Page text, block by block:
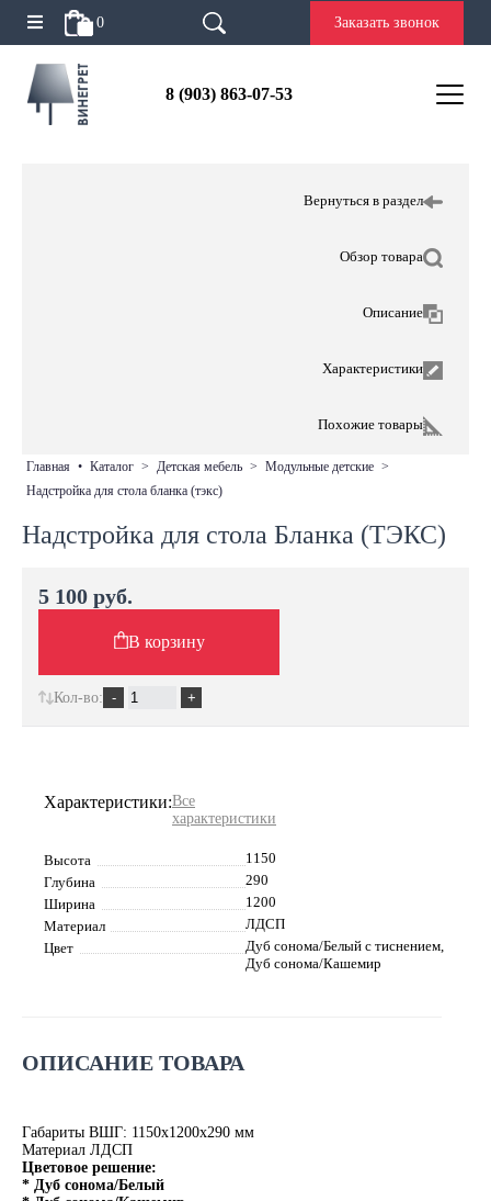
0 Заказать звонок
8 (903) 863-07-53
Вернуться в раздел
Обзор товара
Описание
Характеристики
Похожие товары
главная • каталог > детская мебель > модульные детские >
надстройка для стола бланка (тэкс)
Надстройка для стола Бланка (ТЭКС)
Характеристики:Все
характеристики
Высота
1150
Глубина
290
Ширина
1200
Материал
ЛДСП
Цвет
Дуб сонома/Белый с тиснением,
Дуб сонома/Кашемир
ОПИСАНИЕ ТОВАРА
Габариты ВШГ: 1150х1200х290 мм
Материал ЛДСП
Цветовое решение:
* Дуб сонома/Белый
5 100 руб.
В корзину
Кол-во: